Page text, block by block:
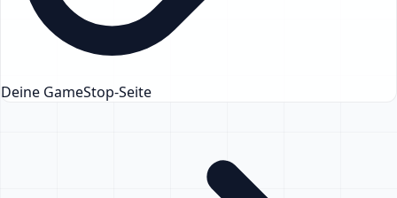
Deine GameStop-Seite